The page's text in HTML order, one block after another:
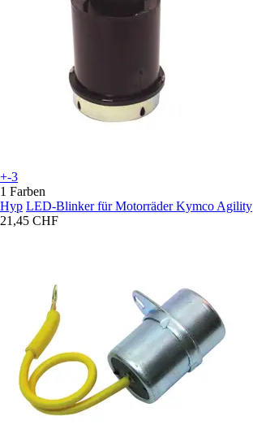
+-3
1 Farben
Hyp LED-Blinker für Motorräder Kymco Agility
21,45 CHF